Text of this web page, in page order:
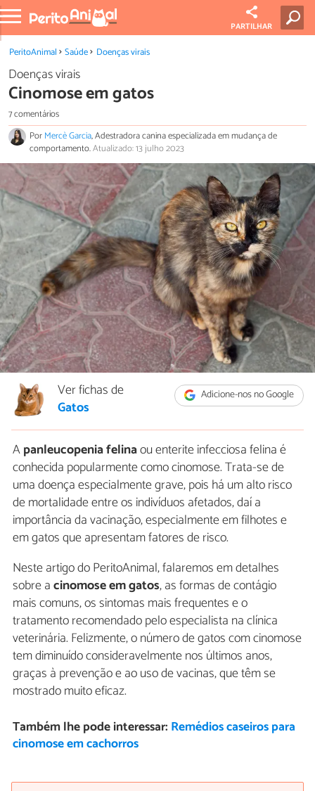
PARTILHAR
PeritoAnimal Saúde Doenças virais
Doenças virais
Cinomose em gatos
7 comentários
PorMercè Garcia, Adestradora canina especializada em mudança de
comportamento.Atualizado: 13 julho 2023
Adicione-nos no Google
Ver fichas de
Gatos
Apanleucopenia felinaou enterite infecciosa felina é
conhecida popularmente como cinomose. Trata-se de
uma doença especialmente grave, pois há um alto risco
de mortalidade entre os indivíduos afetados, daí a
importância da vacinação, especialmente em filhotes e
em gatos que apresentam fatores de risco.
Neste artigo do PeritoAnimal, falaremos em detalhes
sobre acinomose em gatos, as formas de contágio
mais comuns, os sintomas mais frequentes e o
tratamento recomendado pelo especialista na clínica
veterinária. Felizmente, o número de gatos com cinomose
tem diminuído consideravelmente nos últimos anos,
graças à prevenção e ao uso de vacinas, que têm se
mostrado muito eficaz.
Também lhe pode interessar: Remédios caseiros para
cinomose em cachorros